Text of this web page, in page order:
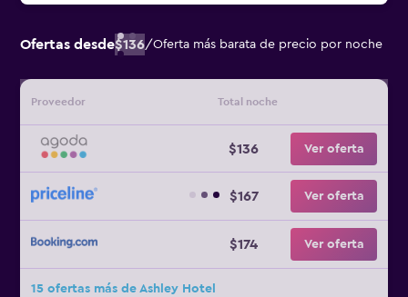
Ofertas desde$136/Oferta más barata de precio por noche
Proveedor Total noche
$136 Ver oferta
$167 Ver oferta
$174 Ver oferta
15 ofertas más de Ashley Hotel